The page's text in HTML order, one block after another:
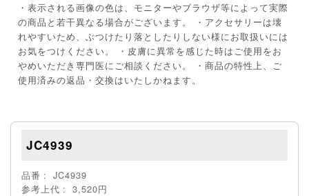
・表示される画像の色は、モニターやブラウザ等によって実際
の商品と若干異なる場合がございます。 ・アクセサリーは壊
れやすいため、ぶつけたり落としたりしない様にお取扱いには
お気をつけください。 ・皮膚に異常を感じた時はご使用をお
やめいただき専門医にご相談ください。 ・商品の特性上、ご
使用済みの返品・交換はいたしかねます。
JC4939
品番
JC4939
参考上代
3,520円